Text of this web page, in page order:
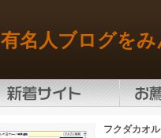
有名人ブログを
フクダカオル